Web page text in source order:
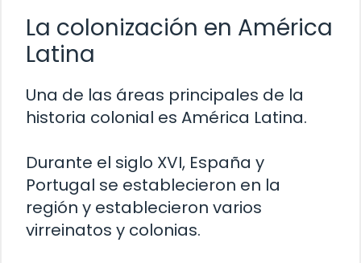
La colonización en América
Latina
Una de las áreas principales de la
historia colonial es América Latina.
Durante el siglo XVI, España y
Portugal se establecieron en la
región y establecieron varios
virreinatos y colonias.